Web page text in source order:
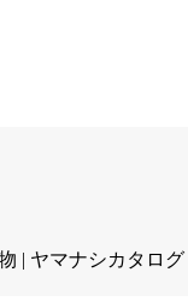
| ヤマナシカタログ